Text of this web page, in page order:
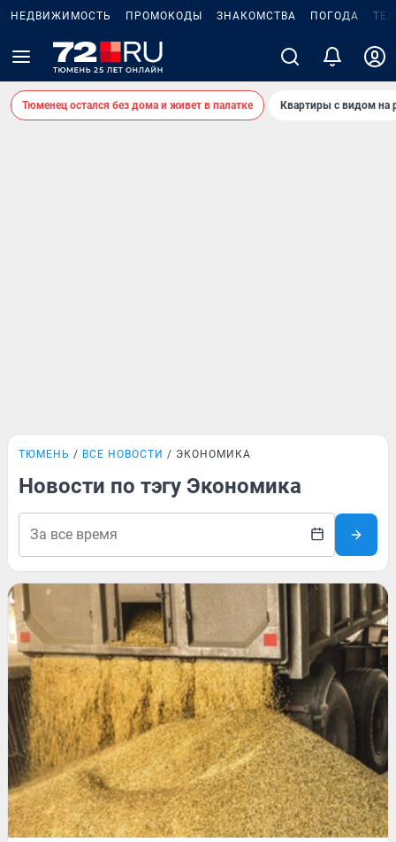
НЕДВИЖИМОСТЬ ПРОМОКОДЫ ЗНАКОМСТВА ПОГОДА
Тюменец остался без дома и живет в палатке Квартиры с видом на
ТЮМЕНЬ ВСЕ НОВОСТИ ЭКОНОМИКА
Новости по тэгу Экономика